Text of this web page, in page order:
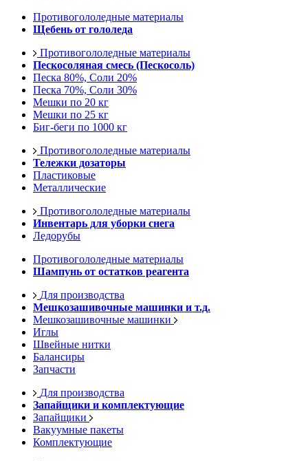
Противогололедные материалы
Щебень от гололеда
Противогололедные материалы
Пескосоляная смесь (Пескосоль)
Песка 80%, Соли 20%
Песка 70%, Соли 30%
Мешки по 20 кг
Мешки по 25 кг
Биг-беги по 1000 кг
Противогололедные материалы
Тележки дозаторы
Пластиковые
Металлические
Противогололедные материалы
Инвентарь для уборки снега
Ледорубы
Противогололедные материалы
Шампунь от остатков реагента
Для производства
Мешкозашивочные машинки и т.д.
Мешкозашивочные машинки
Иглы
Швейные нитки
Балансиры
Запчасти
Для производства
Запайщики и комплектующие
Запайщики
Вакуумные пакеты
Комплектующие